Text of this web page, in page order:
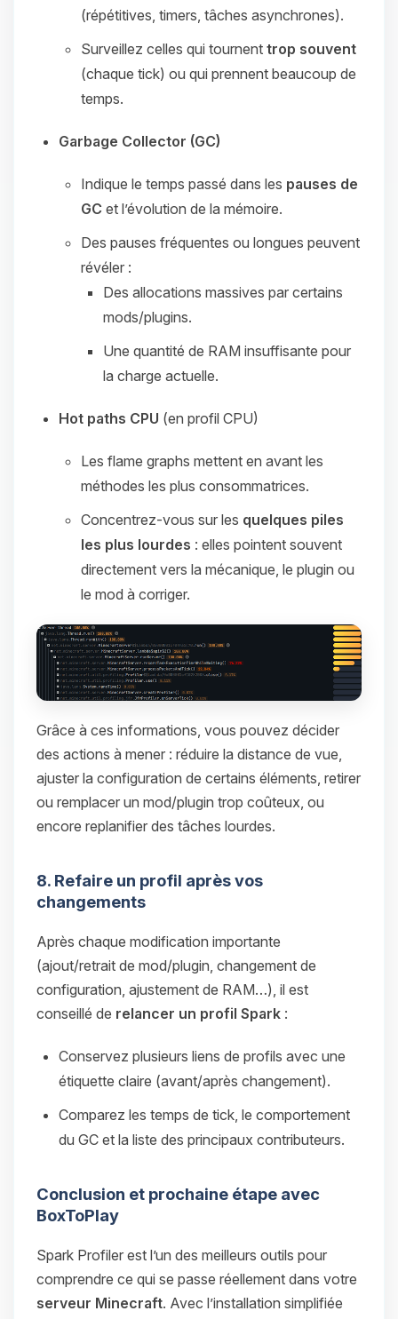
(répétitives, timers, tâches asynchrones).
Surveillez celles qui tournent trop souvent
(chaque tick) ou qui prennent beaucoup de
temps.
Garbage Collector (GC)
Indique le temps passé dans les pauses de
GC et l’évolution de la mémoire.
Des pauses fréquentes ou longues peuvent
révéler :
Des allocations massives par certains
mods/plugins.
Une quantité de RAM insuffisante pour
la charge actuelle.
Hot paths CPU (en profil CPU)
Les flame graphs mettent en avant les
méthodes les plus consommatrices.
Concentrez‑vous sur les quelques piles
les plus lourdes : elles pointent souvent
directement vers la mécanique, le plugin ou
le mod à corriger.
Grâce à ces informations, vous pouvez décider
des actions à mener : réduire la distance de vue,
ajuster la configuration de certains éléments, retirer
ou remplacer un mod/plugin trop coûteux, ou
encore replanifier des tâches lourdes.
8. Refaire un profil après vos
changements
Après chaque modification importante
(ajout/retrait de mod/plugin, changement de
configuration, ajustement de RAM…), il est
conseillé de relancer un profil Spark :
Conservez plusieurs liens de profils avec une
étiquette claire (avant/après changement).
Comparez les temps de tick, le comportement
du GC et la liste des principaux contributeurs.
Conclusion et prochaine étape avec
BoxToPlay
Spark Profiler est l’un des meilleurs outils pour
comprendre ce qui se passe réellement dans votre
serveur Minecraft. Avec l’installation simplifiée